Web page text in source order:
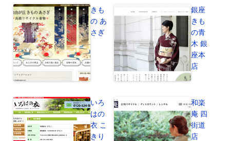
きも
の あ
さぎ
銀座
きも
の青
木 銀
座本
店
いろ
はの
衣 こ
きり
和楽
庵 四
街道
店